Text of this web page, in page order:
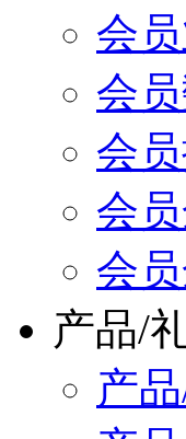
会
会
会
会
会
产品/
产